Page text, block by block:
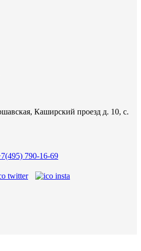
Каширский проезд д. 10, с.
790-16-69